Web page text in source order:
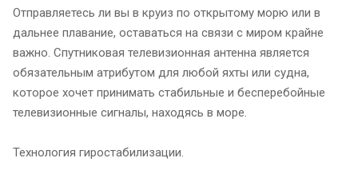
Отправляетесь ли вы в круиз по открытому морю или в
дальнее плавание, оставаться на связи с миром крайне
важно. Спутниковая телевизионная антенна является
обязательным атрибутом для любой яхты или судна,
которое хочет принимать стабильные и бесперебойные
телевизионные сигналы, находясь в море.
Технология гиростабилизации.